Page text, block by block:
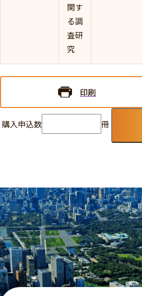
関す
る調
査研
究
印刷
購入申込数 冊